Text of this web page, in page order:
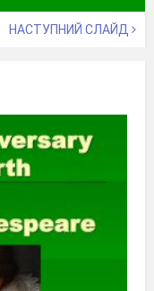
НАСТУПНИЙ СЛАЙД